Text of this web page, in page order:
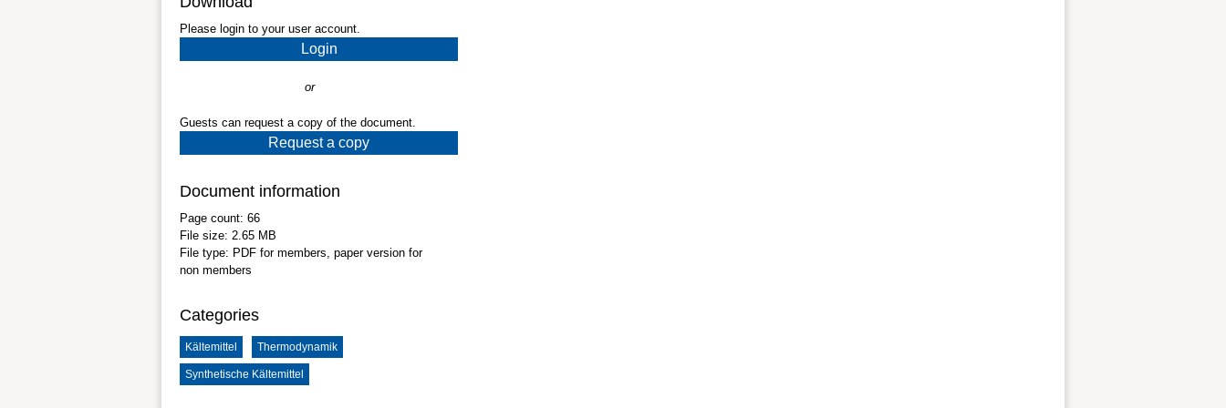
Please login to your user account.
Login
or
Guests can request a copy of the document.
Request a copy
Document information
Page count: 66
File size: 2.65 MB
File type: PDF for members, paper version for
non members
Categories
Kältemittel Thermodynamik
Synthetische Kältemittel